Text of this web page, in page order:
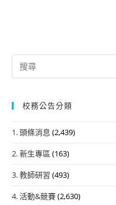
Search
for:
校務公告分類
1. 頭條消息 (2,439)
2. 新生專區 (163)
3. 教師研習 (493)
4. 活動&競賽(2,630)